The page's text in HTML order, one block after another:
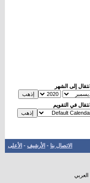
إلى الشهر
في التقويم
الاتصال بنا - الأرشيف - الأعلى